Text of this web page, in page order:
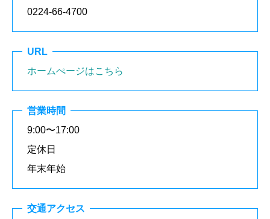
0224-66-4700
URL
ホームぺージはこちら
営業時間
9:00〜17:00
定休日
年末年始
交通アクセス